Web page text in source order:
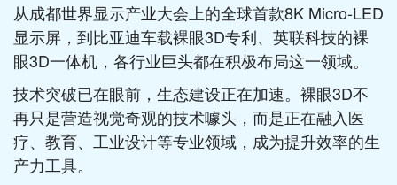
从成都世界显示产业大会上的全球首款8K Micro-LED
显示屏，到比亚迪车载裸眼3D专利、英联科技的裸
眼3D一体机，各行业巨头都在积极布局这一领域。
技术突破已在眼前，生态建设正在加速。裸眼3D不
再只是营造视觉奇观的技术噱头，而是正在融入医
疗、教育、工业设计等专业领域，成为提升效率的生
产力工具。